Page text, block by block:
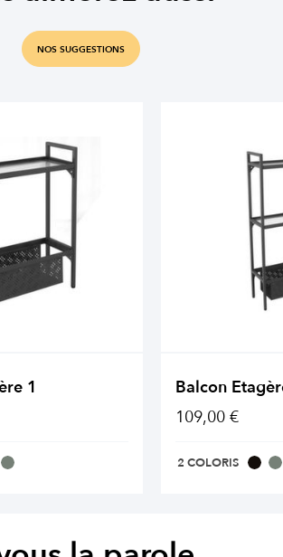
NOS SUGGESTIONS
1 Balcon
109,00 €
2 COLORIS